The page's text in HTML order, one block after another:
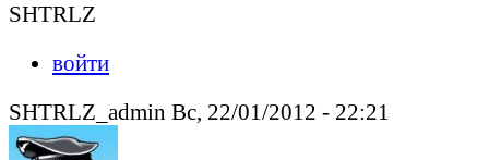
SHTRLZ
войти
SHTRLZ_admin Вс, 22/01/2012 - 22:21